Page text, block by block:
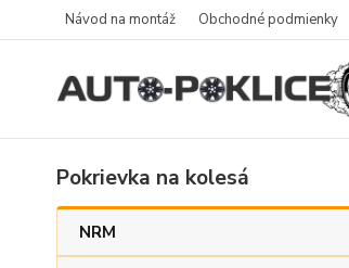
Návod na montáž Obchodné podmienky
Pokrievka na kolesá
NRM